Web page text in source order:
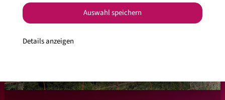
Details anzeigen
Auswahl speichern